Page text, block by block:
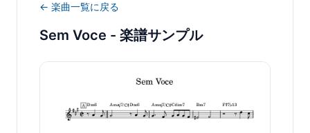
← 楽曲一覧に戻る
Sem Voce - 楽譜サンプル